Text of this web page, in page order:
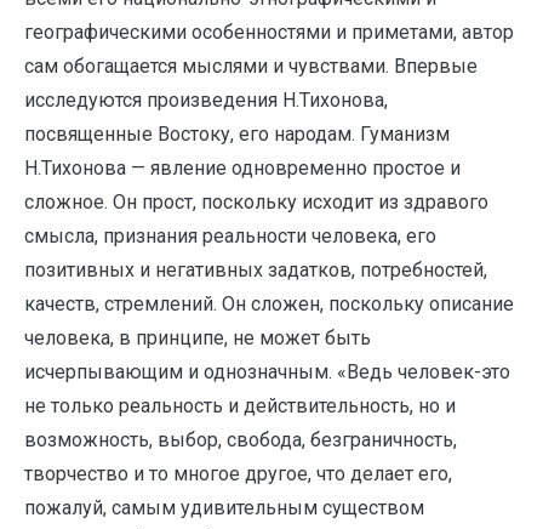
географическими особенностями и приметами, автор
сам обогащается мыслями и чувствами. Впервые
исследуются произведения Н.Тихонова,
посвященные Востоку, его народам. Гуманизм
Н.Тихонова — явление одновременно простое и
сложное. Он прост, поскольку исходит из здравого
смысла, признания реальности человека, его
позитивных и негативных задатков, потребностей,
качеств, стремлений. Он сложен, поскольку описание
человека, в принципе, не может быть
исчерпывающим и однозначным. «Ведь человек-это
не только реальность и действительность, но и
возможность, выбор, свобода, безграничность,
творчество и то многое другое, что делает его,
пожалуй, самым удивительным существом